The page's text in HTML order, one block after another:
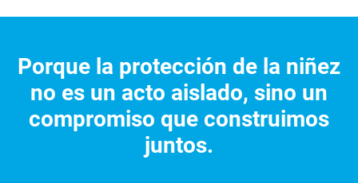
Porque la protección de la niñez
no es un acto aislado, sino un
compromiso que construimos
juntos.